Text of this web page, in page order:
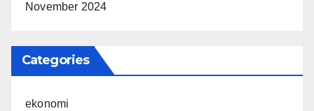
November 2024
Categories
ekonomi